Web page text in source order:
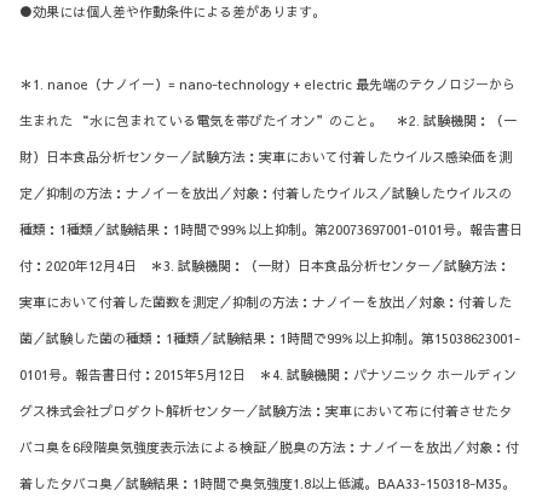
●効果には個人差や作動条件による差があります。
＊1. nanoe（ナノイー）= nano-technology + electric 最先端のテクノロジーから
生まれた “水に包まれている電気を帯びたイオン”のこと。 ＊2. 試験機関：（一
財）日本食品分析センター／試験方法：実車において付着したウイルス感染価を測
定／抑制の方法：ナノイーを放出／対象：付着したウイルス／試験したウイルスの
種類：1種類／試験結果：1時間で99％以上抑制。第20073697001-0101号。報告書日
付：2020年12月4日 ＊3. 試験機関：（一財）日本食品分析センター／試験方法：
実車において付着した菌数を測定／抑制の方法：ナノイーを放出／対象：付着した
菌／試験した菌の種類：1種類／試験結果：1時間で99％以上抑制。第15038623001-
0101号。報告書日付：2015年5月12日 ＊4. 試験機関：パナソニック ホールディン
グス株式会社プロダクト解析センター／試験方法：実車において布に付着させたタ
バコ臭を6段階臭気強度表示法による検証／脱臭の方法：ナノイーを放出／対象：付
着したタバコ臭／試験結果：1時間で臭気強度1.8以上低減。BAA33-150318-M35。